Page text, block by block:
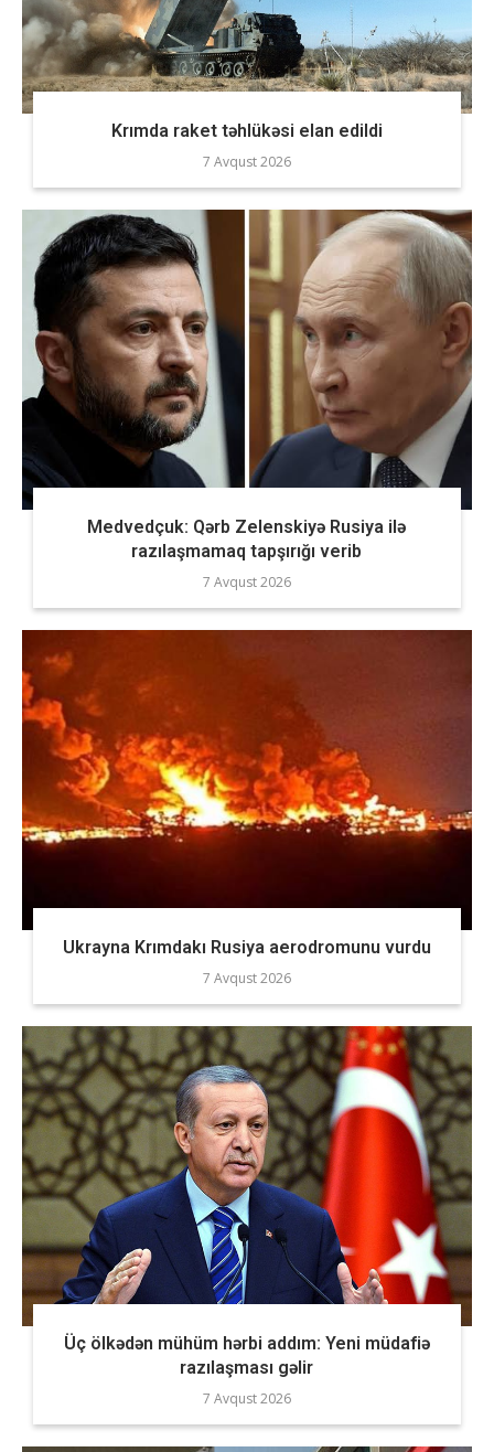
Krımda raket təhlükəsi elan edildi
7 Avqust 2026
Medvedçuk: Qərb Zelenskiyə Rusiya ilə
razılaşmamaq tapşırığı verib
7 Avqust 2026
Ukrayna Krımdakı Rusiya aerodromunu vurdu
7 Avqust 2026
Üç ölkədən mühüm hərbi addım: Yeni müdafiə
razılaşması gəlir
7 Avqust 2026